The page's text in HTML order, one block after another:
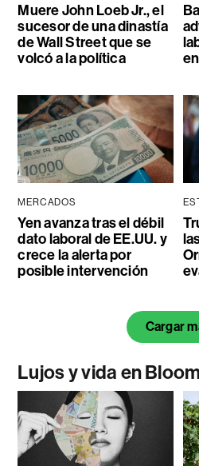
Muere John Loeb Jr., el
sucesor de una dinastía
de Wall Street que se
volcó a la política
MERCADOS
Yen avanza tras el débil
dato laboral de EE.UU. y
crece la alerta por
posible intervención
Cargar
Lujos y vida en